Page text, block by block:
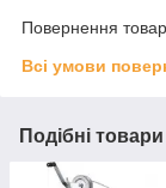
Повернення
Всі умови
Подібні